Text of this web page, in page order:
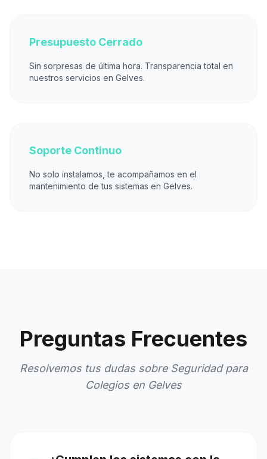
Presupuesto Cerrado
Sin sorpresas de última hora. Transparencia total en
nuestros servicios en Gelves.
Soporte Continuo
No solo instalamos, te acompañamos en el
mantenimiento de tus sistemas en Gelves.
Preguntas Frecuentes
Resolvemos tus dudas sobre Seguridad para
Colegios en Gelves